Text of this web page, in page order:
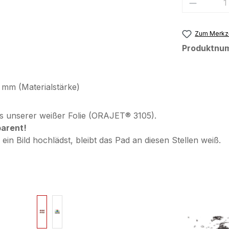
Zum
mm (Materialstärke)
weißer Folie (ORAJET® 3105).
Bild hochlädst, bleibt das Pad an diesen Stellen weiß.